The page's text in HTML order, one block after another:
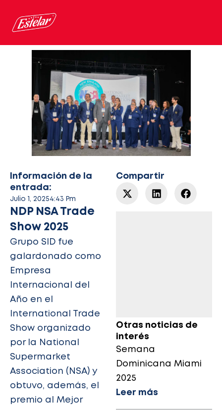
contenido
Información de la
entrada:
Julio 1, 20254:43 Pm
NDP NSA Trade
Show 2025
Grupo SID fue
galardonado como
Empresa
Internacional del
Año en el
International Trade
Show organizado
por la National
Supermarket
Association (NSA) y
obtuvo, además, el
premio al Mejor
Compartir
Otras noticias de
interés
Semana
Dominicana Miami
2025
Leer más